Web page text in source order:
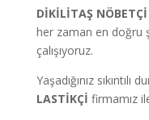
DİKİLİTAŞ
her zaman en doğru
çalışıyoruz.
Yaşadığınız sıkıntılı
LASTİKÇİ firmamız